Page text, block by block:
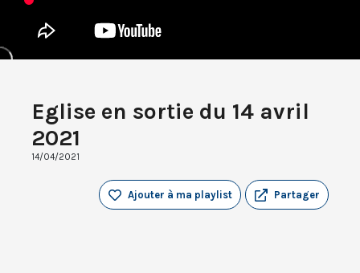
Eglise en sortie du 14 avril
2021
14/04/2021
Partager
Ajouter à ma playlist